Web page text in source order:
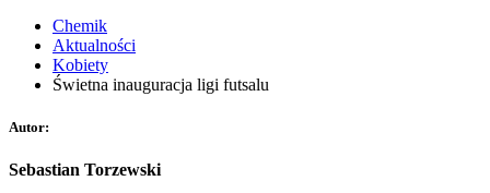
Chemik
Aktualności
Kobiety
Świetna inauguracja ligi futsalu
Autor:
Sebastian Torzewski